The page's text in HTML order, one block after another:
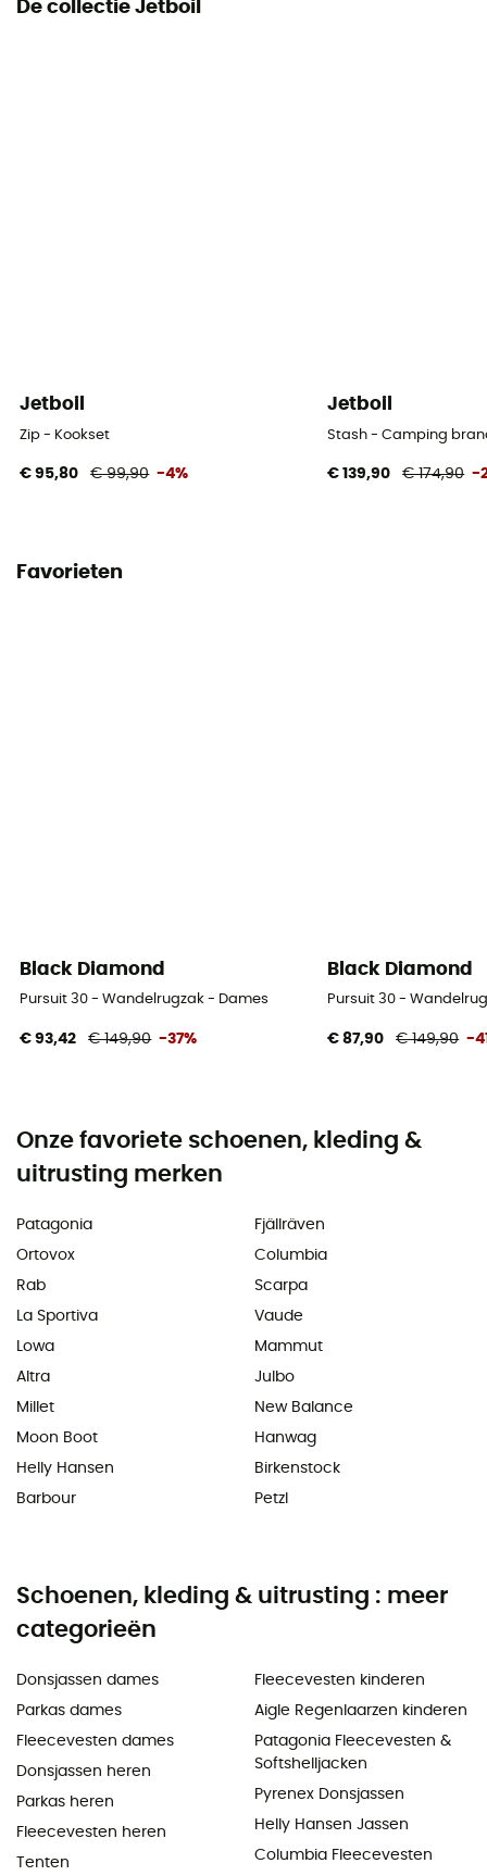
De collectie Jetboil
Jetboil
Zip - Kookset
€ 95,80 € 99,90 -4%
Jetboil
Stash - Camping
€ 139,90 € 174,90 -
Favorieten
Black Diamond
Pursuit 30 - Wandelrugzak - Dames
€ 93,42 € 149,90 -37%
Black Diamond
Pursuit 30 -
€ 87,90 € 149,90 -
Onze favoriete schoenen, kleding &
uitrusting merken
Patagonia
Ortovox
Rab
La Sportiva
Lowa
Altra
Millet
Moon Boot
Helly Hansen
Barbour
Fjällräven
Columbia
Scarpa
Vaude
Mammut
Julbo
New Balance
Hanwag
Birkenstock
Petzl
Schoenen, kleding & uitrusting : meer
categorieën
Donsjassen dames
Parkas dames
Fleecevesten dames
Donsjassen heren
Parkas heren
Fleecevesten heren
Tenten
Fleecevesten kinderen
Aigle Regenlaarzen kinderen
Patagonia Fleecevesten &
Softshelljacken
Pyrenex Donsjassen
Helly Hansen Jassen
Columbia Fleecevesten